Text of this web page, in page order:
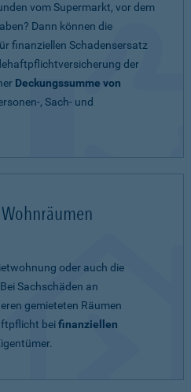
vom Supermarkt, vor dem
Dann können die
finanziellen Schadensersatz
der
Deckungssumme von
, Sach- und
oder auch die
Sachschäden an
gemieteten Räumen
beifinanziellen